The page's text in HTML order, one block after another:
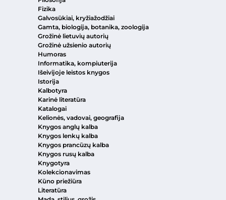
Fizika
Galvosūkiai, kryžiažodžiai
Gamta, biologija, botanika, zoologija
Grožinė lietuvių autorių
Grožinė užsienio autorių
Humoras
Informatika, kompiuterija
Išeivijoje leistos knygos
Istorija
Kalbotyra
Karinė literatūra
Katalogai
Kelionės, vadovai, geografija
Knygos anglų kalba
Knygos lenkų kalba
Knygos prancūzų kalba
Knygos rusų kalba
Knygotyra
Kolekcionavimas
Kūno priežiūra
Literatūra